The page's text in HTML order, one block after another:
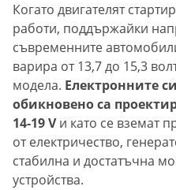
Когато двигателят
работи, поддържайки
съвременните
варира от 13,7 до 15,3
модела. Електронните
обикновено са
14-19 Vи като се вземат
от електричество,
стабилна и достатъчна
устройства.